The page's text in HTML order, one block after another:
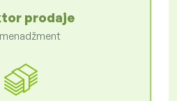
prodaje